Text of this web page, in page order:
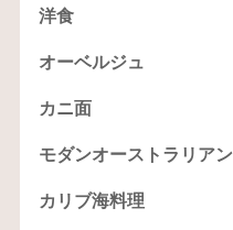
洋食
オーベルジュ
カニ面
モダンオーストラリアン
カリブ海料理